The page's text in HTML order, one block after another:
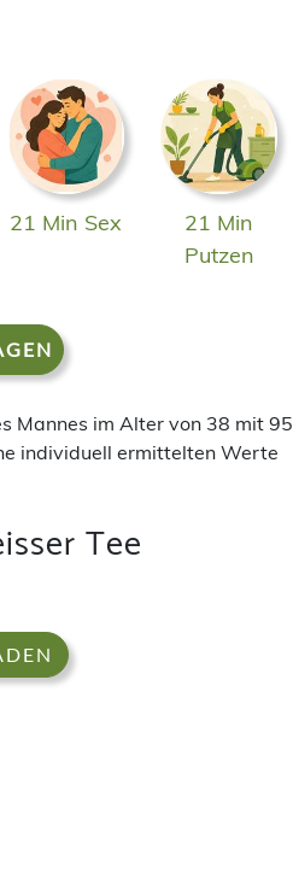
21 Min Sex
21 Min
Putzen
Mannes im Alter von 38 mit 95
individuell ermittelten Werte
Tee